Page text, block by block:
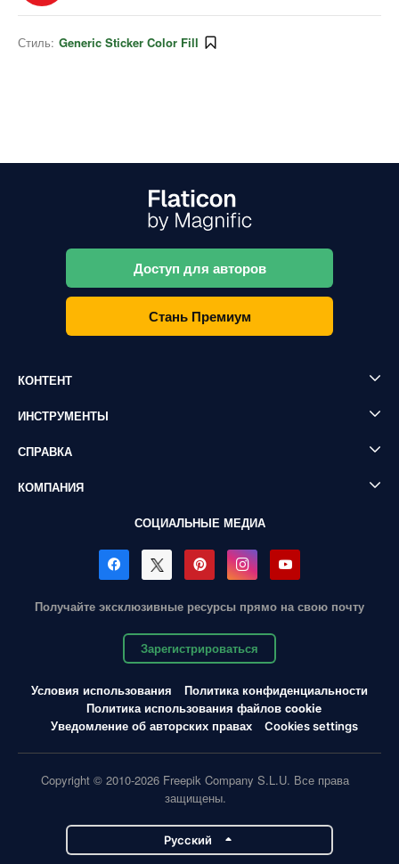
Стиль: Generic Sticker Color Fill
Доступ для авторов
Стань Премиум
КОНТЕНТ
ИНСТРУМЕНТЫ
СПРАВКА
КОМПАНИЯ
СОЦИАЛЬНЫЕ МЕДИА
Получайте эксклюзивные ресурсы прямо на свою почту
Зарегистрироваться
Условия использования
Политика конфиденциальности
Политика использования файлов cookie
Уведомление об авторских правах
Cookies settings
Copyright © 2010-2026 Freepik Company S.L.U. Все права
защищены.
Pусский